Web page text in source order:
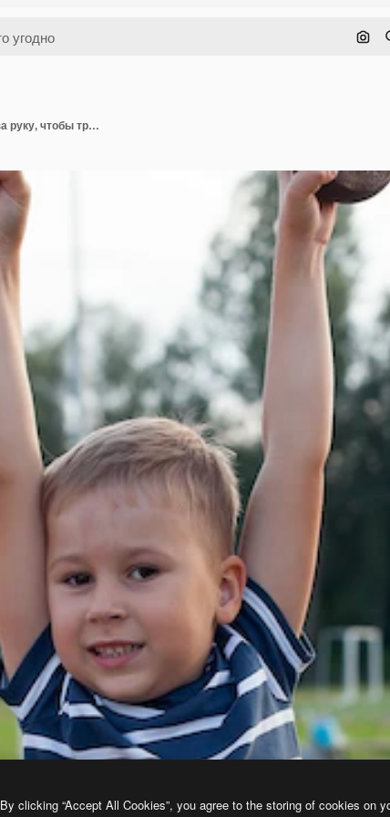
Маленький кавказский мальчик висит на баре обезьяны за руку, чтобы тренироваться на открытой площадке.
By clicking “Accept All Cookies”, you agree to the storing of cookies on